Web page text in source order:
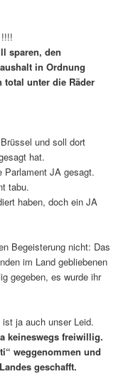
sparen, den
in Ordnung
total unter die Räder
und soll dort
hat.
Parlament JA gesagt.
tabu.
haben, doch ein JA
Begeisterung nicht: Das
im Land gebliebenen
gegeben, es wurde ihr
ja auch unser Leid.
keineswegs freiwillig.
weggenommen und
geschafft.